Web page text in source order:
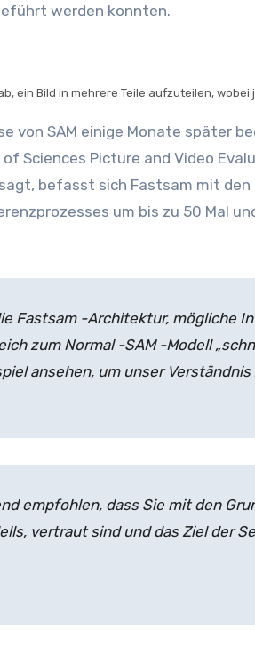
werden konnten.
ein Bild in mehrere Teile aufzuteilen, wobei
von SAM einige Monate später
Sciences Picture and Video
sagt, befasst sich Fastsam mit
um bis zu 50 Mal
Fastsam -Architektur, mögliche
zum Normal -SAM -Modell
ansehen, um unser
empfohlen, dass Sie mit den
vertraut sind und das Ziel der